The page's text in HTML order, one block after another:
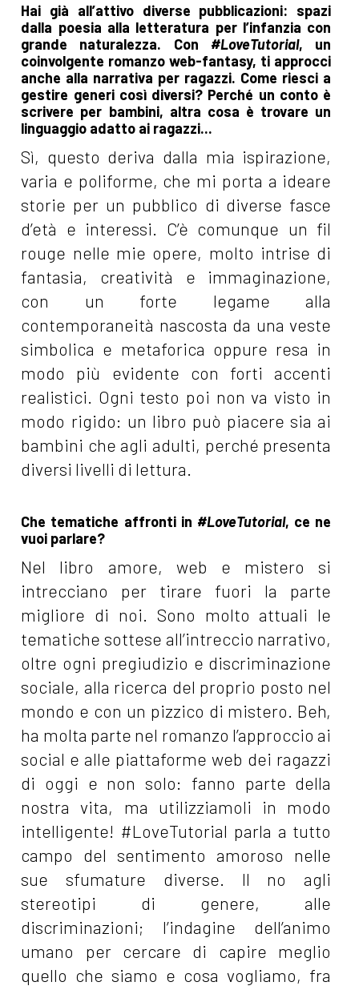
Hai già all’attivo diverse pubblicazioni: spazi
dalla poesia alla letteratura per l’infanzia con
grande naturalezza. Con #LoveTutorial, un
coinvolgente romanzo web-fantasy, ti approcci
anche alla narrativa per ragazzi. Come riesci a
gestire generi così diversi? Perché un conto è
scrivere per bambini, altra cosa è trovare un
linguaggio adatto ai ragazzi...
Sì, questo deriva dalla mia ispirazione,
varia e poliforme, che mi porta a ideare
storie per un pubblico di diverse fasce
d’età e interessi. C’è comunque un fil
rouge nelle mie opere, molto intrise di
fantasia, creatività e immaginazione,
con un forte legame alla
contemporaneità nascosta da una veste
simbolica e metaforica oppure resa in
modo più evidente con forti accenti
realistici. Ogni testo poi non va visto in
modo rigido: un libro può piacere sia ai
bambini che agli adulti, perché presenta
diversi livelli di lettura.
Che tematiche affronti in #LoveTutorial, ce ne
vuoi parlare?
Nel libro amore, web e mistero si
intrecciano per tirare fuori la parte
migliore di noi. Sono molto attuali le
tematiche sottese all’intreccio narrativo,
oltre ogni pregiudizio e discriminazione
sociale, alla ricerca del proprio posto nel
mondo e con un pizzico di mistero. Beh,
ha molta parte nel romanzo l’approccio ai
social e alle piattaforme web dei ragazzi
di oggi e non solo: fanno parte della
nostra vita, ma utilizziamoli in modo
intelligente! #LoveTutorial parla a tutto
campo del sentimento amoroso nelle
sue sfumature diverse. Il no agli
stereotipi di genere, alle
discriminazioni; l’indagine dell’animo
umano per cercare di capire meglio
quello che siamo e cosa vogliamo, fra